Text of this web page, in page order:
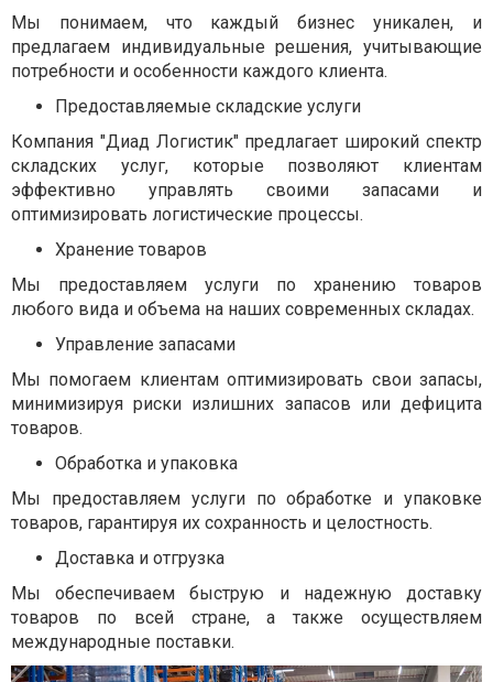
Мы понимаем, что каждый бизнес уникален, и
предлагаем индивидуальные решения, учитывающие
потребности и особенности каждого клиента.
Предоставляемые складские услуги
Компания "Диад Логистик" предлагает широкий спектр
складских услуг, которые позволяют клиентам
эффективно управлять своими запасами и
оптимизировать логистические процессы.
Хранение товаров
Мы предоставляем услуги по хранению товаров
любого вида и объема на наших современных складах.
Управление запасами
Мы помогаем клиентам оптимизировать свои запасы,
минимизируя риски излишних запасов или дефицита
товаров.
Обработка и упаковка
Мы предоставляем услуги по обработке и упаковке
товаров, гарантируя их сохранность и целостность.
Доставка и отгрузка
Мы обеспечиваем быструю и надежную доставку
товаров по всей стране, а также осуществляем
международные поставки.